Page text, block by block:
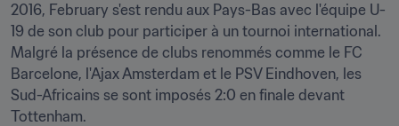
2016, February s'est rendu aux Pays-Bas avec l'équipe U-
19 de son club pour participer à un tournoi international.
Malgré la présence de clubs renommés comme le FC
Barcelone, l'Ajax Amsterdam et le PSV Eindhoven, les
Sud-Africains se sont imposés 2:0 en finale devant
Tottenham.